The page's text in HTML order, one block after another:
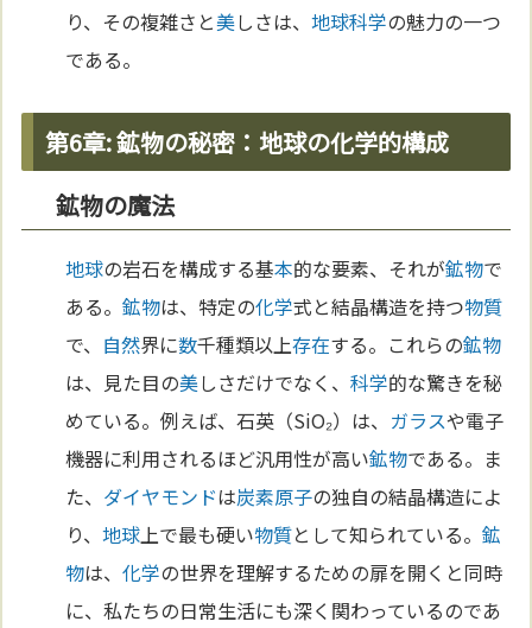
り、その複雑さと美しさは、地球科学の魅力の一つ
である。
第6章: 鉱物の秘密：地球の化学的構成
鉱物の魔法
地球の岩石を構成する基本的な要素、それが鉱物で
ある。鉱物は、特定の化学式と結晶構造を持つ物質
で、 自然界に数千種類以上存在する。これらの鉱物
は、見た目の美しさだけでなく、科学的な驚きを秘
めている。例えば、石英（SiO₂）は、 ガラスや電子
機器に利用されるほど汎用性が高い鉱物である。ま
た、 ダイヤモンドは炭素原子の独自の結晶構造によ
り、地球上で最も硬い物質として知られている。鉱
物は、化学の世界を理解するための扉を開くと同時
に、私たちの日常生活にも深く関わっているのであ